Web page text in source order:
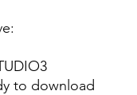
to download